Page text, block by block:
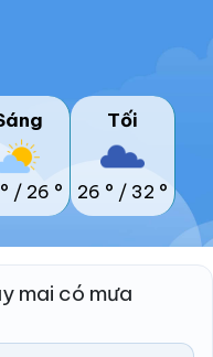
/ 26 °
Tối
26 ° / 32 °
mai có mưa